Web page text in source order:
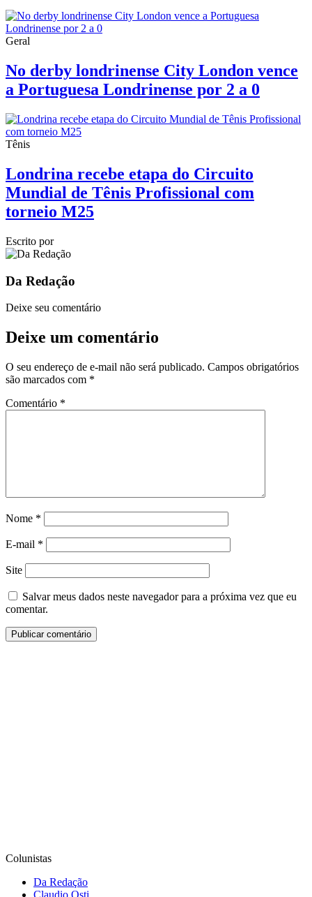
Geral
No derby londrinense City London vence
a Portuguesa Londrinense por 2 a 0
Tênis
Londrina recebe etapa do Circuito
Mundial de Tênis Profissional com
torneio M25
Escrito por
Da Redação
Deixe seu comentário
Deixe um comentário
O seu endereço de e-mail não será publicado. Campos obrigatórios
são marcados com *
Comentário *
Nome *
E-mail *
Site
Salvar meus dados neste navegador para a próxima vez que eu
comentar.
Colunistas
Da Redação
Claudio Osti